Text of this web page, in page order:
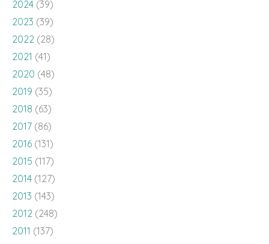
2024 (39)
2023 (39)
2022 (28)
2021 (41)
2020 (48)
2019 (35)
2018 (63)
2017 (86)
2016 (131)
2015 (117)
2014 (127)
2013 (143)
2012 (248)
2011 (137)